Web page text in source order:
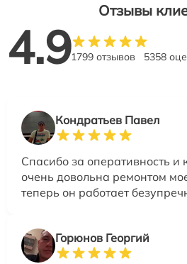
Отзывы
4.91799 отзывов 5358
Кондратьев Павел
Спасибо за оперативность и
очень довольна ремонтом
теперь он работает
Горюнов Георгий